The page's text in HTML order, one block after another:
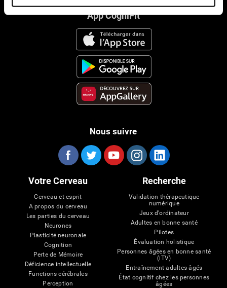
App CogniFit
Nous suivre
Votre Cerveau
Cerveau et esprit
A propos du cerveau
Les parties du cerveau
Neurones
Plasticité neuronale
Cognition
Perte de Mémoire
Déficience intellectuelle
Functions cérébrales
Perception
Recherche
Validation thérapeutique
numérique
Jeux d'ordinateur
Adultes en bonne santé
Pilotes
Évaluation holistique
Personnes âgées en bonne santé
(iTV)
Entraînement adultes âgés
État cognitif chez les personnes
âgées